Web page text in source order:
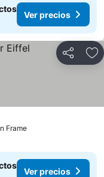
Ver precios
Compartir
Frame
Ver precios